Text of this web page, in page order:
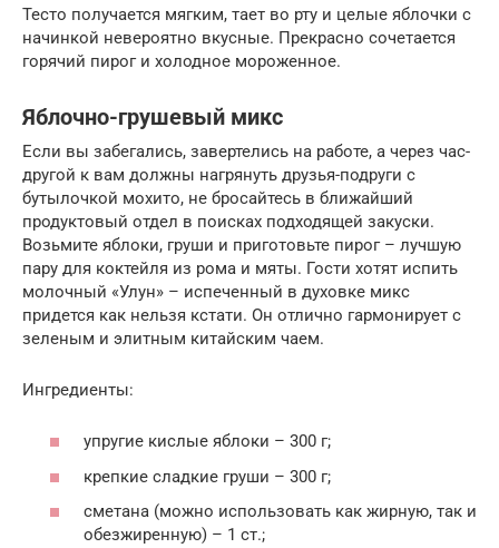
Тесто получается мягким, тает во рту и целые яблочки с
начинкой невероятно вкусные. Прекрасно сочетается
горячий пирог и холодное мороженное.
Яблочно-грушевый микс
Если вы забегались, завертелись на работе, а через час-
другой к вам должны нагрянуть друзья-подруги с
бутылочкой мохито, не бросайтесь в ближайший
продуктовый отдел в поисках подходящей закуски.
Возьмите яблоки, груши и приготовьте пирог – лучшую
пару для коктейля из рома и мяты. Гости хотят испить
молочный «Улун» – испеченный в духовке микс
придется как нельзя кстати. Он отлично гармонирует с
зеленым и элитным китайским чаем.
Ингредиенты:
упругие кислые яблоки – 300 г;
крепкие сладкие груши – 300 г;
сметана (можно использовать как жирную, так и
обезжиренную) – 1 ст.;